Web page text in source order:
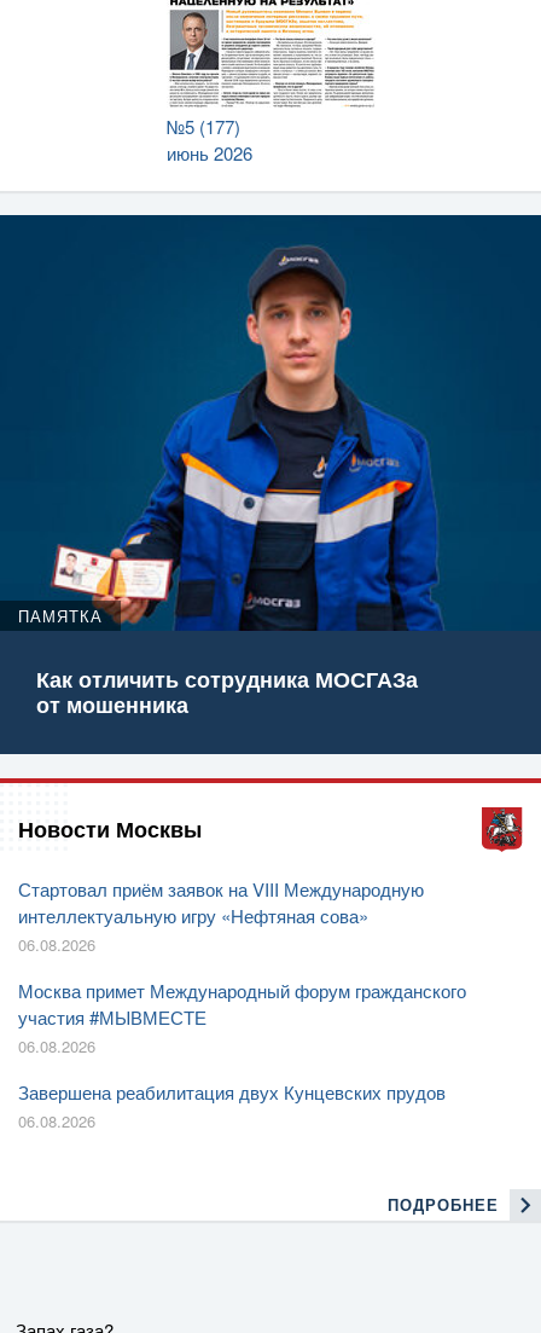
№5 (177)
июнь 2026
ПАМЯТКА
Как отличить сотрудника МОСГАЗа
от мошенника
Новости Москвы
Стартовал приём заявок на VIII Международную
интеллектуальную игру «Нефтяная сова»
06.08.2026
Москва примет Международный форум гражданского
участия #МЫВМЕСТЕ
06.08.2026
Завершена реабилитация двух Кунцевских прудов
06.08.2026
ПОДРОБНЕЕ